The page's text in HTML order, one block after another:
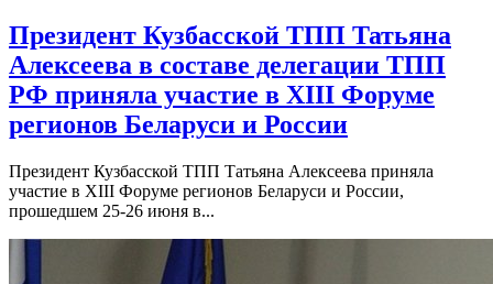
Президент Кузбасской ТПП Татьяна
Алексеева в составе делегации ТПП
РФ приняла участие в XIII Форуме
регионов Беларуси и России
Президент Кузбасской ТПП Татьяна Алексеева приняла
участие в XIII Форуме регионов Беларуси и России,
прошедшем 25-26 июня в...